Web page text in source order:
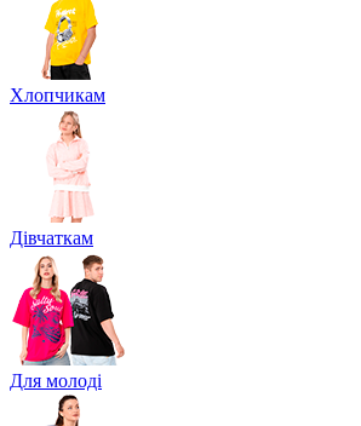
Хлопчикам
Дівчаткам
Для молоді